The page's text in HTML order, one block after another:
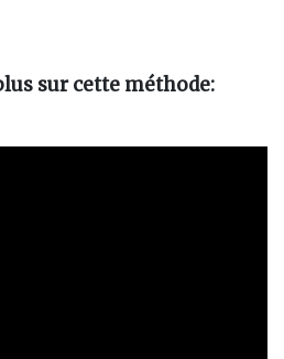
sur cette méthode: